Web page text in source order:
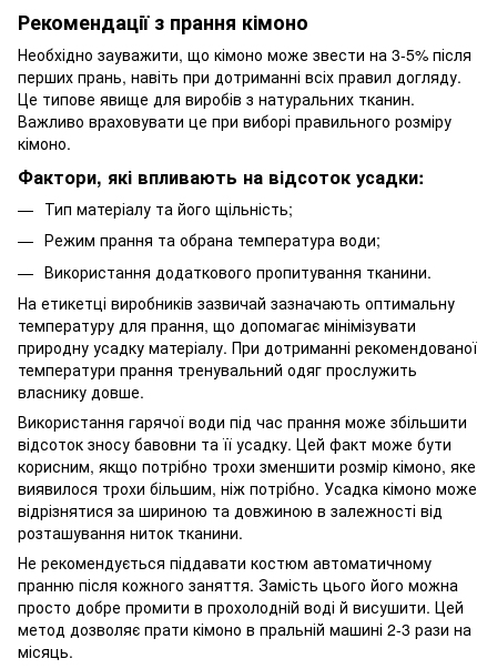
Рекомендації з прання кімоно
Необхідно зауважити, що кімоно може звести на 3-5% після
перших прань, навіть при дотриманні всіх правил догляду.
Це типове явище для виробів з натуральних тканин.
Важливо враховувати це при виборі правильного розміру
кімоно.
Фактори, які впливають на відсоток усадки:
Тип матеріалу та його щільність;
Режим прання та обрана температура води;
Використання додаткового пропитування тканини.
На етикетці виробників зазвичай зазначають оптимальну
температуру для прання, що допомагає мінімізувати
природну усадку матеріалу. При дотриманні рекомендованої
температури прання тренувальний одяг прослужить
власнику довше.
Використання гарячої води під час прання може збільшити
відсоток зносу бавовни та її усадку. Цей факт може бути
корисним, якщо потрібно трохи зменшити розмір кімоно, яке
виявилося трохи більшим, ніж потрібно. Усадка кімоно може
відрізнятися за шириною та довжиною в залежності від
розташування ниток тканини.
Не рекомендується піддавати костюм автоматичному
пранню після кожного заняття. Замість цього його можна
просто добре промити в прохолодній воді й висушити. Цей
метод дозволяє прати кімоно в пральній машині 2-3 рази на
місяць.